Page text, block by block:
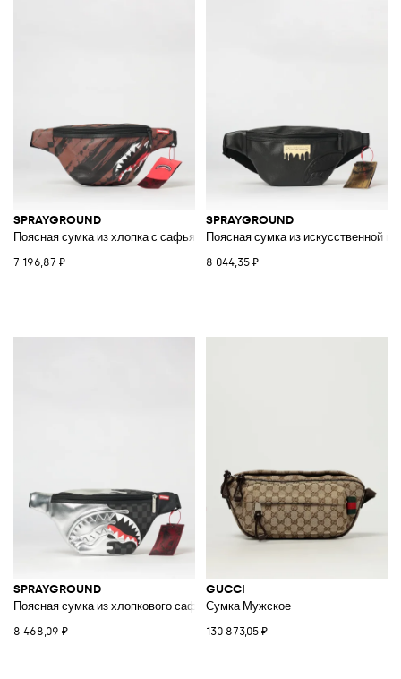
SPRAYGROUND
Поясная сумка из хлопка с сафьяновым покрытием и принтом с
7 196,87 ₽
SPRAYGROUND
Поясная сумка из искусственной
8 044,35 ₽
SPRAYGROUND
Поясная сумка из хлопкового сафьянового покрытия в клетку с
8 468,09 ₽
GUCCI
Сумка Мужское
130 873,05 ₽